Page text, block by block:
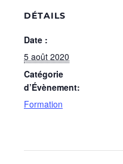
DÉTAILS
Date :
5 août 2020
Catégorie
d’Évènement:
Formation